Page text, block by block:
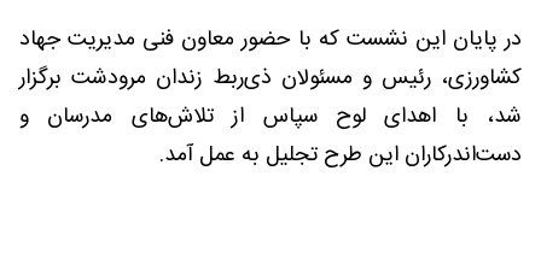
در پایان این نشست که با حضور معاون فنی مدیریت جهاد
کشاورزی، رئیس و مسئولان ذی‌ربط زندان مرودشت برگزار
شد، با اهدای لوح سپاس از تلاش‌های مدرسان و
دست‌اندرکاران این طرح تجلیل به عمل آمد.